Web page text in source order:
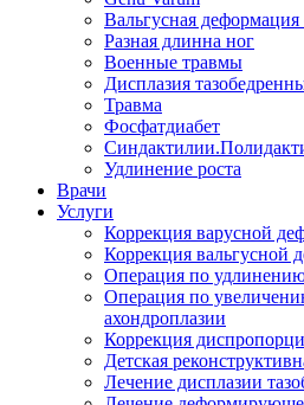
Вальгусная
Разная длинна ног
Военные травмы
Дисплазия
Травма
Фосфатдиабет
Удлинение роста
Врачи
Услуги
Коррекция варусной
Коррекция вальгусной
Операция по
Операция по
ахондроплазии
Коррекция
Детская
Лечение дисплазии